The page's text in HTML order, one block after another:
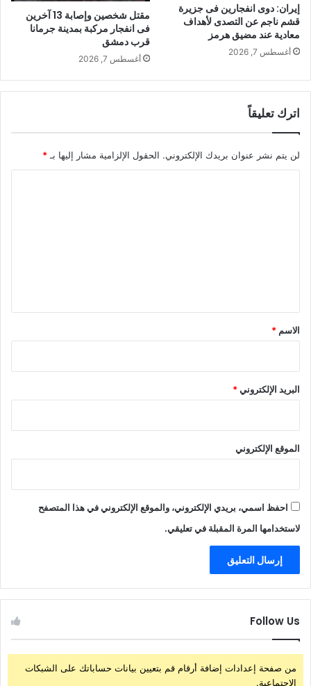
إيران: دوى انفجارين فى جزيرة
قشم ناجم عن التصدى لأهداف
معادية عند مضيق هرمز
أغسطس 7, 2026
مقتل شخصين وإصابة 13 آخرين
فى انفجار مركبة بمدينة جرمانا
قرب دمشق
أغسطس 7, 2026
اترك تعليقاً
لن يتم نشر عنوان بريدك الإلكتروني. الحقول الإلزامية مشار إليها بـ *
*
الاسم *
البريد الإلكتروني*
الموقع الإلكتروني
احفظ اسمي، بريدي الإلكتروني، والموقع الإلكتروني في هذا المتصفح
لاستخدامها المرة المقبلة في تعليقي.
Follow Us
من صفحة إعدادات إضافة أرقام قم بتعيين بيانات حساباتك على الشبكات
الإجتماعية.